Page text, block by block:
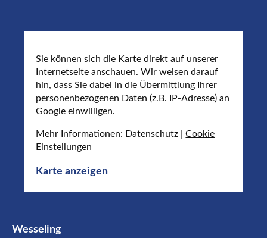
Sie können sich die Karte direkt auf unserer
Internetseite anschauen. Wir weisen darauf
hin, dass Sie dabei in die Übermittlung Ihrer
personenbezogenen Daten (z.B. IP-Adresse) an
Google einwilligen.
Mehr Informationen: Datenschutz |Cookie
Einstellungen
Karte anzeigen
Wesseling